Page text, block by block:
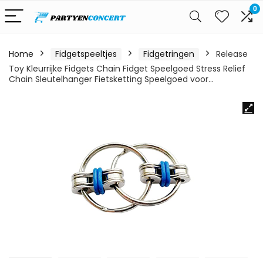
0
Home Fidgetspeeltjes Fidgetringen
Release
Toy Kleurrijke Fidgets Chain Fidget Speelgoed Stress Relief
Chain Sleutelhanger Fietsketting Speelgoed voor…